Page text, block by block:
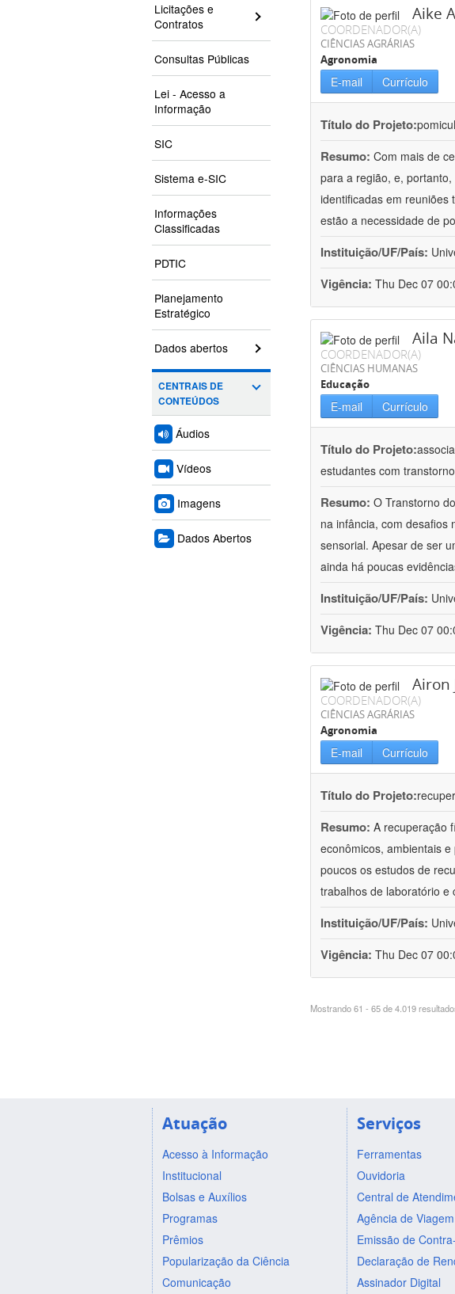
Licitações e
Contratos
Consultas Públicas
Lei - Acesso a
Informação
SIC
Sistema e-SIC
Informações
Classificadas
PDTIC
Planejamento
Estratégico
Dados abertos
CENTRAIS DE
CONTEÚDOS
Áudios
Vídeos
Imagens
Dados Abertos
Aike
COORDENADOR(A)
CIÊNCIAS AGRÁRIAS
Agronomia
E-mail Currículo
Título do Projeto:
Resumo: Com mais de
para a região, e,
identificadas em reuniões
estão a necessidade de
Instituição/UF/País:
Vigência: Thu Dec 07
Aila
COORDENADOR(A)
CIÊNCIAS HUMANAS
Educação
E-mail Currículo
Título do Projeto:
estudantes com
Resumo: O Transtorno
na infância, com desafios
sensorial. Apesar de ser
ainda há poucas
Instituição/UF/País:
Vigência: Thu Dec 07
Airon
COORDENADOR(A)
CIÊNCIAS AGRÁRIAS
Agronomia
E-mail Currículo
Título do Projeto:
Resumo: A recuperação
econômicos, ambientais
poucos os estudos de
trabalhos de laboratório e
Instituição/UF/País:
Vigência: Thu Dec 07
Mostrando 61 - 65 de 4.019
Atuação
Acesso à Informação
Institucional
Bolsas e Auxílios
Programas
Prêmios
Popularização da Ciência
Comunicação
Serviços
Ferramentas
Ouvidoria
Central de
Agência de Viagem
Emissão de
Declaração de
Assinador Digital